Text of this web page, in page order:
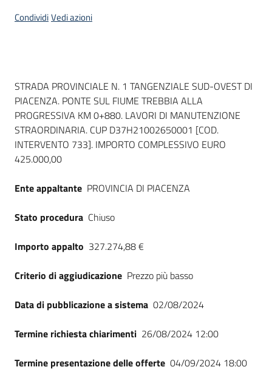
CondividiVedi azioni
Dati del bando
STRADA PROVINCIALE N. 1 TANGENZIALE SUD-OVEST DI
PIACENZA. PONTE SUL FIUME TREBBIA ALLA
PROGRESSIVA KM 0+880. LAVORI DI MANUTENZIONE
STRAORDINARIA. CUP D37H21002650001 [COD.
INTERVENTO 733]. IMPORTO COMPLESSIVO EURO
425.000,00
Ente appaltante PROVINCIA DI PIACENZA
Stato procedura Chiuso
Importo appalto 327.274,88 €
Criterio di aggiudicazione Prezzo più basso
Data di pubblicazione a sistema 02/08/2024
Termine richiesta chiarimenti 26/08/2024 12:00
Termine presentazione delle offerte 04/09/2024 18:00